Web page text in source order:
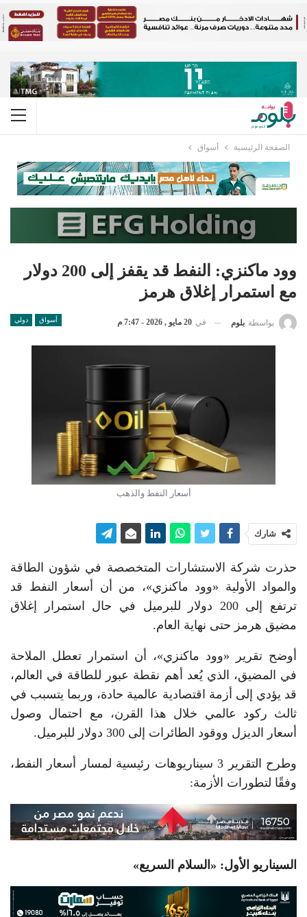
الصفحة الرئيسية أسواق
وود ماكنزي: النفط قد يقفز إلى 200 دولار
مع استمرار إغلاق هرمز
أسواق دولي بواسطة بلوم في 20 مايو , 2026 - 7:47 م
أسعار النفط والذهب
شارك
حذرت شركة الاستشارات المتخصصة في شؤون الطاقة
والمواد الأولية «وود ماكنزي»، من أن أسعار النفط قد
ترتفع إلى 200 دولار للبرميل في حال استمرار إغلاق
مضيق هرمز حتى نهاية العام.
أوضح تقرير «وود ماكنزي»، أن استمرار تعطل الملاحة
في المضيق، الذي يُعد أهم نقطة عبور للطاقة في العالم،
قد يؤدي إلى أزمة اقتصادية عالمية حادة، وربما يتسبب في
ثالث ركود عالمي خلال هذا القرن، مع احتمال وصول
أسعار الديزل ووقود الطائرات إلى 300 دولار للبرميل.
وطرح التقرير 3 سيناريوهات رئيسية لمسار أسعار النفط،
وفقًا لتطورات الأزمة:
السيناريو الأول: «السلام السريع»